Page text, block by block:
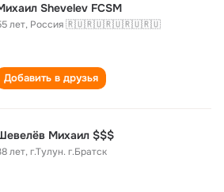
Mихаил Shevelev FCSM
лет, Россия 🇷🇺🇷🇺🇷🇺🇷🇺🇷🇺
Добавить в друзья
Михаил $$$
лет,г.Тулун. г.Братск